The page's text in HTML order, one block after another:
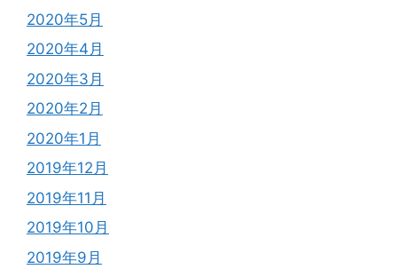
2020年5月
2020年4月
2020年3月
2020年2月
2020年1月
2019年12月
2019年11月
2019年10月
2019年9月